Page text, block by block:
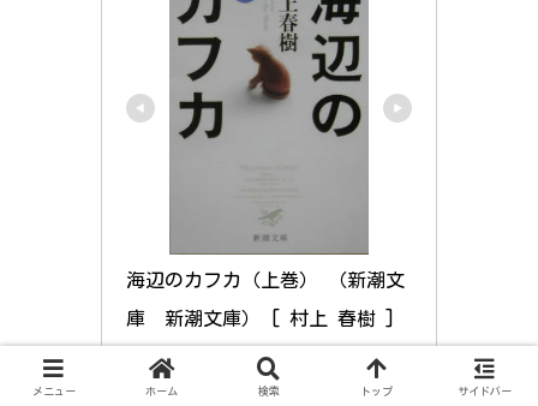
海辺のカフカ（上巻） （新潮文
庫　新潮文庫） [ 村上 春樹 ]
楽天市場で見る
メニュー ホーム 検索 トップ サイドバー